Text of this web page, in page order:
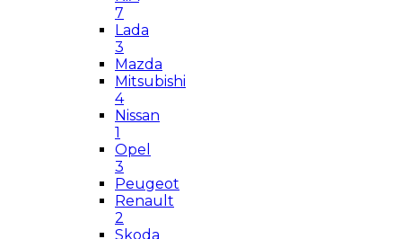
7
Lada
3
Mazda
Mitsubishi
4
Nissan
1
Opel
3
Peugeot
Renault
2
Skoda